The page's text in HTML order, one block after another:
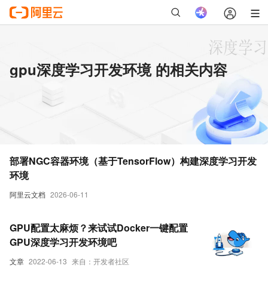
gpu深度学习开发环境 的相关内容
阿里云文档 2026-06-11
部署NGC容器环境（基于TensorFlow）构建深度学习开发
环境
文章 2022-06-13 来自：开发者社区
GPU配置太麻烦？来试试Docker一键配置
GPU深度学习开发环境吧